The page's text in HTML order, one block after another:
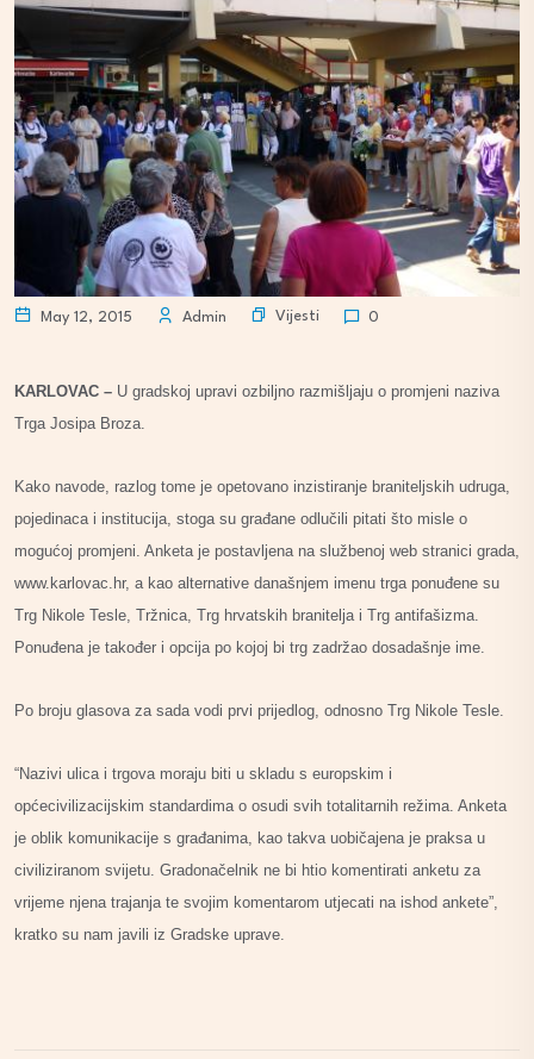
May 12, 2015 Admin Vijesti 0
KARLOVAC – U gradskoj upravi ozbiljno razmišljaju o promjeni naziva
Trga Josipa Broza.
Kako navode, razlog tome je opetovano inzistiranje braniteljskih udruga,
pojedinaca i institucija, stoga su građane odlučili pitati što misle o
mogućoj promjeni. Anketa je postavljena na službenoj web stranici grada,
www.karlovac.hr, a kao alternative današnjem imenu trga ponuđene su
Trg Nikole Tesle, Tržnica, Trg hrvatskih branitelja i Trg antifašizma.
Ponuđena je također i opcija po kojoj bi trg zadržao dosadašnje ime.
Po broju glasova za sada vodi prvi prijedlog, odnosno Trg Nikole Tesle.
“Nazivi ulica i trgova moraju biti u skladu s europskim i
općecivilizacijskim standardima o osudi svih totalitarnih režima. Anketa
je oblik komunikacije s građanima, kao takva uobičajena je praksa u
civiliziranom svijetu. Gradonačelnik ne bi htio komentirati anketu za
vrijeme njena trajanja te svojim komentarom utjecati na ishod ankete”,
kratko su nam javili iz Gradske uprave.